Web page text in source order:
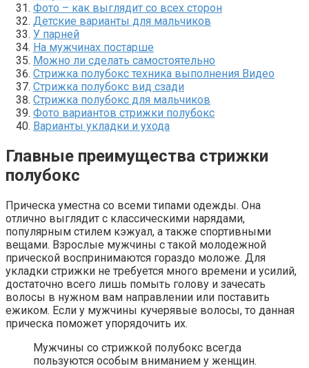
Фото – как выглядит со всех сторон
Детские варианты для мальчиков
У парней
На мужчинах постарше
Можно ли сделать самостоятельно
Стрижка полубокс техника выполнения Видео
Стрижка полубокс вид сзади
Стрижка полубокс для мальчиков
Фото вариантов стрижки полубокс
Варианты укладки и ухода
Главные преимущества стрижки
полубокс
Прическа уместна со всеми типами одежды. Она
отлично выглядит с классическими нарядами,
популярным стилем кэжуал, а также спортивными
вещами. Взрослые мужчины с такой молодежной
прической воспринимаются гораздо моложе. Для
укладки стрижки не требуется много времени и усилий,
достаточно всего лишь помыть голову и зачесать
волосы в нужном вам направлении или поставить
ежиком. Если у мужчины кучерявые волосы, то данная
прическа поможет упорядочить их.
Мужчины со стрижкой полубокс всегда
пользуются особым вниманием у женщин.